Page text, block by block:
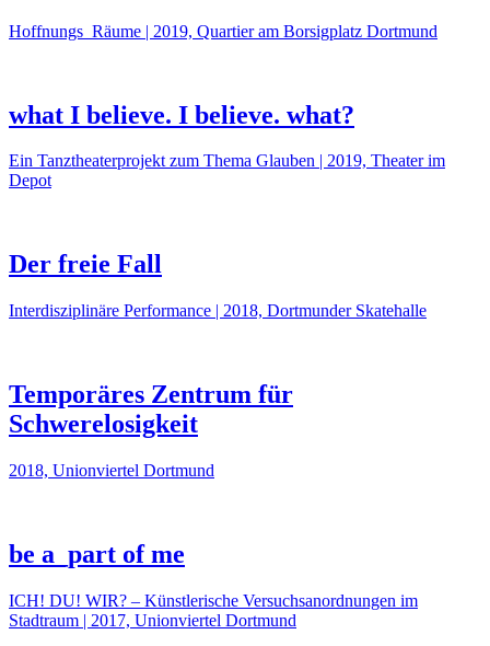
Hoffnungs_Räume | 2019, Quartier am Borsigplatz Dortmund
what I believe. I believe. what?
Ein Tanztheaterprojekt zum Thema Glauben | 2019, Theater im
Depot
Der freie Fall
Interdisziplinäre Performance | 2018, Dortmunder Skatehalle
Temporäres Zentrum für
Schwerelosigkeit
2018, Unionviertel Dortmund
be a_part of me
ICH! DU! WIR? – Künstlerische Versuchsanordnungen im
Stadtraum | 2017, Unionviertel Dortmund